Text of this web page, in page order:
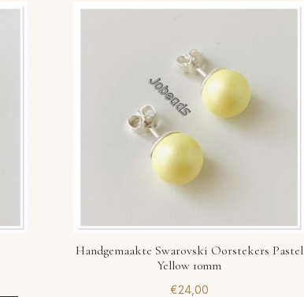
Handgemaakte Swarovski Oorstekers Pastel
Yellow 10mm
€24,00